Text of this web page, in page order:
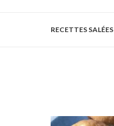
RECETTES SALÉES